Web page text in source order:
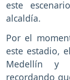
este
alcaldía.
Por el
este estadio,
Medellín y
recordando